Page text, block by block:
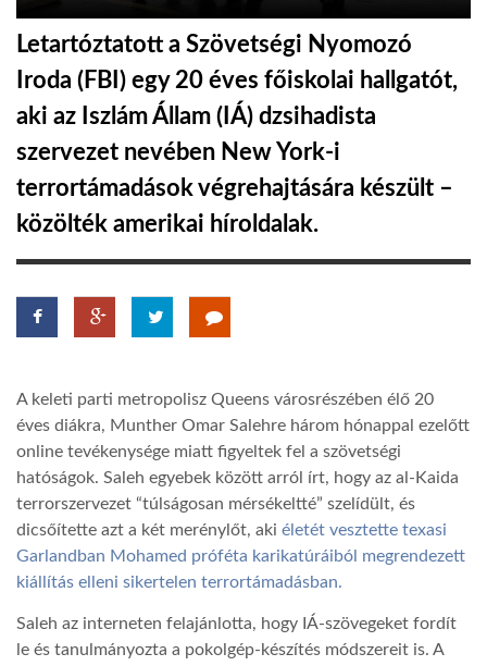
HÍR3D
GLOBOTV
AFRIKA TUDÁSTÁR
A NAP SZÉPE
LINKTR.EE
GLOBOZSARU
Letartóztatott a Szövetségi Nyomozó
Iroda (FBI) egy 20 éves főiskolai hallgatót,
aki az Iszlám Állam (IÁ) dzsihadista
szervezet nevében New York-i
terrortámadások végrehajtására készült –
közölték amerikai híroldalak.
A keleti parti metropolisz Queens városrészében élő 20
éves diákra, Munther Omar Salehre három hónappal ezelőtt
online tevékenysége miatt figyeltek fel a szövetségi
hatóságok. Saleh egyebek között arról írt, hogy az al-Kaida
terrorszervezet “túlságosan mérsékeltté” szelídült, és
dicsőítette azt a két merénylőt, aki életét vesztette texasi
Garlandban Mohamed próféta karikatúráiból megrendezett
kiállítás elleni sikertelen terrortámadásban.
Saleh az interneten felajánlotta, hogy IÁ-szövegeket fordít
le és tanulmányozta a pokolgép-készítés módszereit is. A